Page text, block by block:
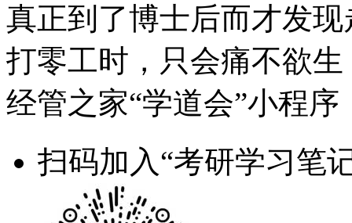
真正到了博士后而才发
打零工时，只会痛不欲
经管之家“学道会”小程序
扫码加入“考研学习笔